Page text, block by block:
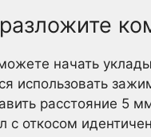
начать
использовать
расстояние 5
с откосом